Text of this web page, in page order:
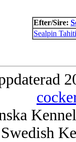
Efter/Sire:
Sealpin Tahiti